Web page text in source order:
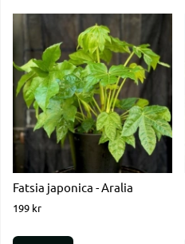
Fatsia japonica - Aralia
199 kr